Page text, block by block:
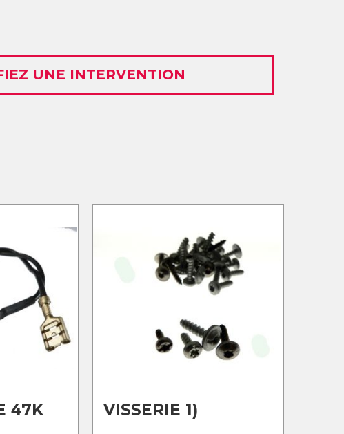
UNE INTERVENTION
47K VISSERIE 1)